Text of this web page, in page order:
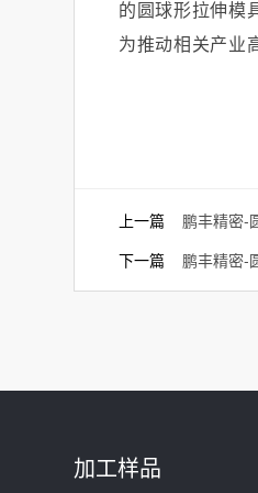
的圆球形拉伸模
为推动相关产业
上一篇鹏丰精密-
下一篇鹏丰精密-
加工样品